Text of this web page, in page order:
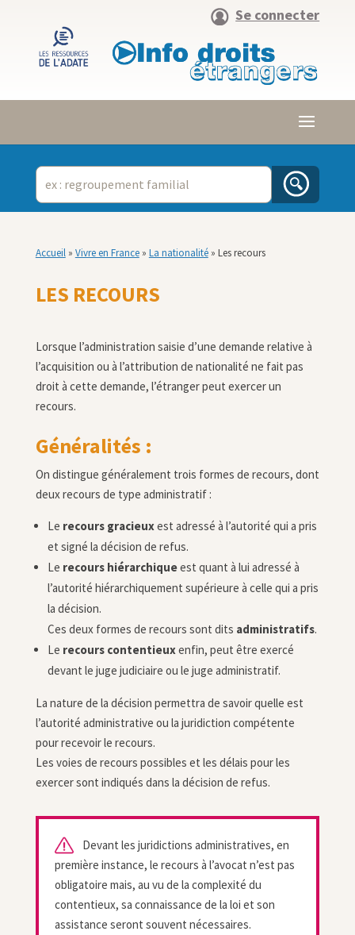
Se connecter
Accueil» Vivre en France» La nationalité» Les recours
LES RECOURS
Lorsque l’administration saisie d’une demande relative à
l’acquisition ou à l’attribution de nationalité ne fait pas
droit à cette demande, l’étranger peut exercer un
recours.
Généralités :
On distingue généralement trois formes de recours, dont
deux recours de type administratif :
Le recours gracieuxest adressé à l’autorité qui a pris
et signé la décision de refus.
Le recours hiérarchiqueest quant à lui adressé à
l’autorité hiérarchiquement supérieure à celle qui a pris
la décision.
Ces deux formes de recours sont dits administratifs.
Le recours contentieuxenfin, peut être exercé
devant le juge judiciaire ou le juge administratif.
La nature de la décision permettra de savoir quelle est
l’autorité administrative ou la juridiction compétente
pour recevoir le recours.
Les voies de recours possibles et les délais pour les
exercer sont indiqués dans la décision de refus.
Devant les juridictions administratives, en
première instance, le recours à l’avocat n’est pas
obligatoire mais, au vu de la complexité du
contentieux, sa connaissance de la loi et son
assistance seront souvent nécessaires.